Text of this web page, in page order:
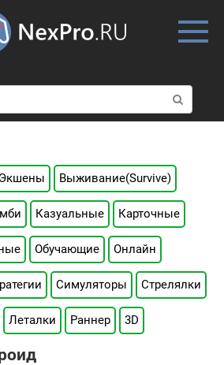
о
и
Экшены Выживание(Survive)
Казуальные Карточные
Обучающие Онлайн
Симуляторы Стрелялки
Леталки Раннер 3D